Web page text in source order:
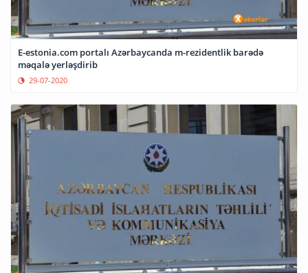
E-estonia.com portalı Azərbaycanda m-rezidentlik barədə
məqalə yerləşdirib
29-07-2020